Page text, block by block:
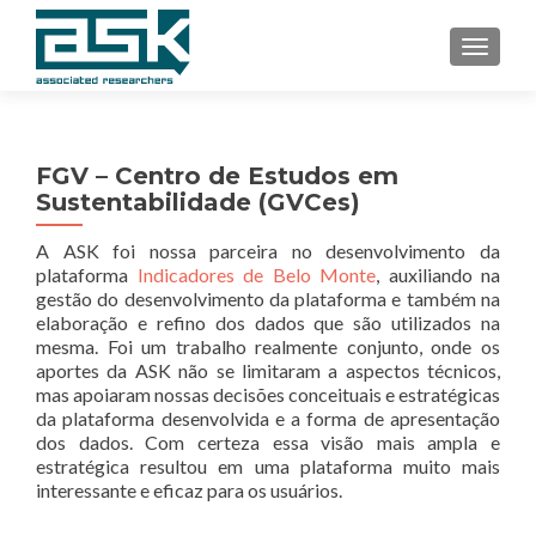
FGV – Centro de Estudos em
Sustentabilidade (GVCes)
A ASK foi nossa parceira no desenvolvimento da
plataforma Indicadores de Belo Monte, auxiliando na
gestão do desenvolvimento da plataforma e também na
elaboração e refino dos dados que são utilizados na
mesma. Foi um trabalho realmente conjunto, onde os
aportes da ASK não se limitaram a aspectos técnicos,
mas apoiaram nossas decisões conceituais e estratégicas
da plataforma desenvolvida e a forma de apresentação
dos dados. Com certeza essa visão mais ampla e
estratégica resultou em uma plataforma muito mais
interessante e eficaz para os usuários.